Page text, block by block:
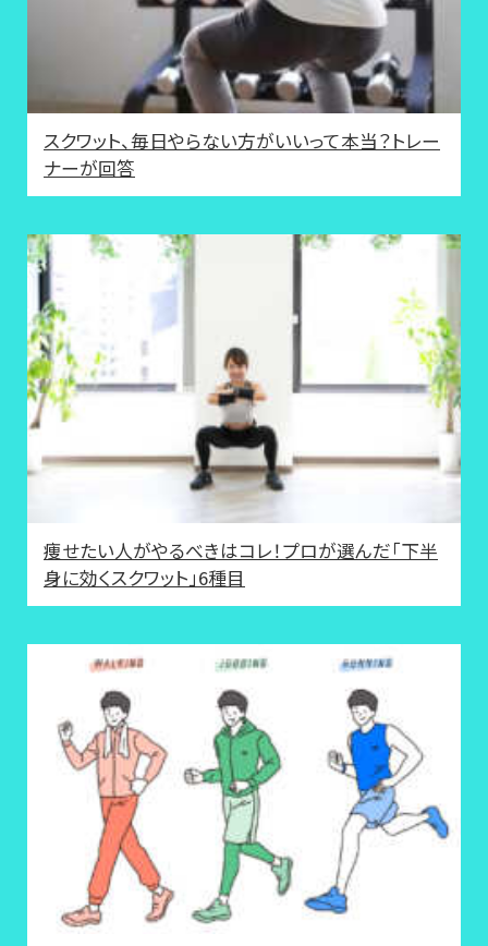
スクワット、毎日やらない方がいいって本当？トレー
ナーが回答
痩せたい人がやるべきはコレ！プロが選んだ「下半
身に効くスクワット」6種目